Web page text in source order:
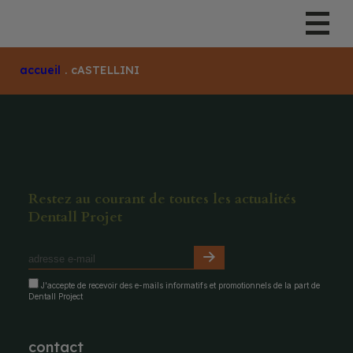
Accueil . CASTELLINI
Restez au courant de toutes les actualités
Dentall Projet
J'accepte de recevoir des e-mails informatifs et promotionnels de la part de
Dentall Project
contact